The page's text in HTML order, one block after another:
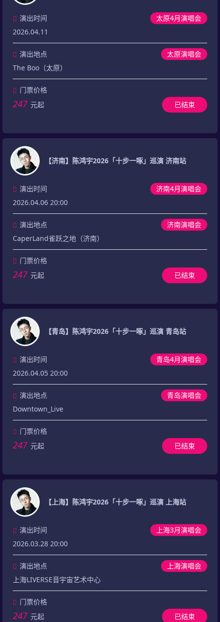
太原4月演唱会
演出时间
2026.04.11
演出地点
太原演唱会
The Boo（太原）
门票价格
247 元起 已结束
【济南】陈鸿宇2026「十步一啄」巡演 济南站
济南4月演唱会
演出时间
2026.04.06 20:00
演出地点
济南演唱会
CaperLand雀跃之地（济南）
门票价格
247 元起 已结束
【青岛】陈鸿宇2026「十步一啄」巡演 青岛站
青岛4月演唱会
演出时间
2026.04.05 20:00
演出地点
青岛演唱会
Downtown_Live
门票价格
247 元起 已结束
【上海】陈鸿宇2026「十步一啄」巡演 上海站
上海3月演唱会
演出时间
2026.03.28 20:00
演出地点
上海演唱会
上海LIVERSE音宇宙艺术中心
门票价格
247 元起 已结束